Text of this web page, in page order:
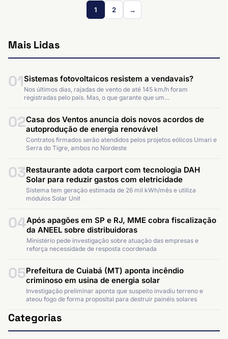
1 2 →
Mais Lidas
01Sistemas fotovoltaicos resistem a vendavais?
Nos últimos dias, rajadas de vento de até 145 km/h foram
registradas pelo país. Mas, o que garante que um…
02Casa dos Ventos anuncia dois novos acordos de
autoprodução de energia renovável
Contratos firmados serão atendidos pelos projetos eólicos Umari e
Serra do Tigre, ambos no Nordeste
03Restaurante adota carport com tecnologia DAH
Solar para reduzir gastos com eletricidade
Sistema tem geração estimada de 26 mil kWh/mês e utiliza
módulos Solar Unit
04Após apagões em SP e RJ, MME cobra fiscalização
da ANEEL sobre distribuidoras
Ministério pede investigação sobre atuação das empresas e
reforça necessidade de resposta coordenada
05Prefeitura de Cuiabá (MT) aponta incêndio
criminoso em usina de energia solar
Investigação preliminar aponta que suspeito invadiu terreno e
ateou fogo de forma proposital para destruir painéis solares
Categorias